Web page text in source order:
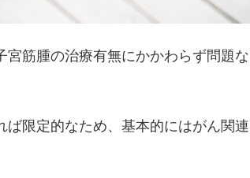
筋腫の治療有無にかかわらず問題な
限定的なため、基本的にはがん関連